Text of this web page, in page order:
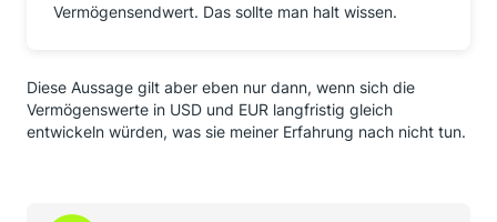
Vermögensendwert. Das sollte man halt wissen.
Diese Aussage gilt aber eben nur dann, wenn sich die
Vermögenswerte in USD und EUR langfristig gleich
entwickeln würden, was sie meiner Erfahrung nach nicht tun.